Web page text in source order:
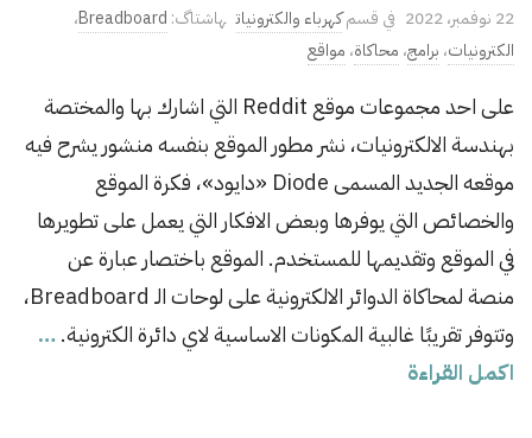
P
u
l
i
s
D
a
t
e
22 نوفمبر، 2022 كهرباء والكترونيات Breadboard،
الكترونيات، برامج، محاكاة، مواقع
على احد مجموعات موقع Reddit التي اشارك بها والمختصة
بهندسة الالكترونيات، نشر مطور الموقع بنفسه منشور يشرح فيه
موقعه الجديد المسمى Diode «دايود»، فكرة الموقع
والخصائص التي يوفرها وبعض الافكار التي يعمل على تطويرها
في الموقع وتقديمها للمستخدم. الموقع باختصار عبارة عن
منصة لمحاكاة الدوائر الالكترونية على لوحات الـ Breadboard،
وتتوفر تقريبًا غالبية المكونات الاساسية لاي دائرة الكترونية.…
اكمل القراءة